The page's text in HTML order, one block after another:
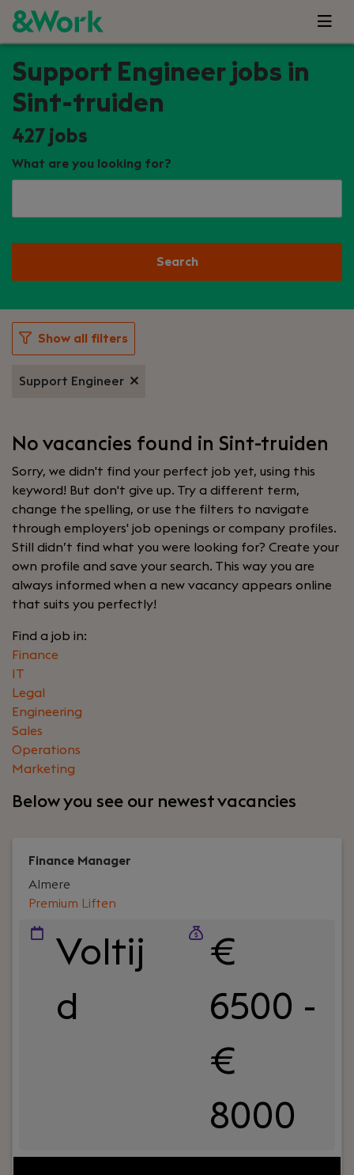
Support Engineer jobs in
Sint-truiden
427 jobs
What are you looking for?
Search
Show all filters
Support Engineer
No vacancies found in Sint-truiden
Sorry, we didn't find your perfect job yet, using this
keyword! But don't give up. Try a different term,
change the spelling, or use the filters to navigate
through employers' job openings or company profiles.
Still didn’t find what you were looking for? Create your
own profile and save your search. This way you are
always informed when a new vacancy appears online
that suits you perfectly!
Find a job in:
Finance
IT
Legal
Engineering
Sales
Operations
Marketing
Below you see our newest vacancies
Finance Manager
Premium Liften
Almere
Voltij
d
€
6500 -
€
8000